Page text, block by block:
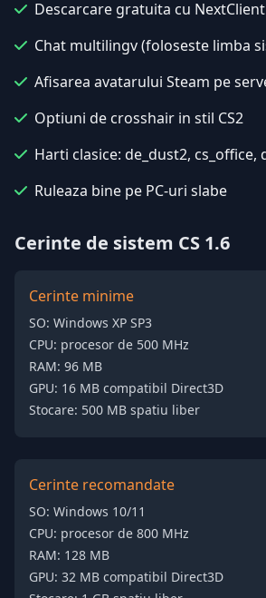
Descarcare gratuita cu NextClient
Chat multilingv (foloseste limba
Afisarea avatarului Steam pe
Optiuni de crosshair in stil CS2
Harti clasice: de_dust2, cs_office,
Ruleaza bine pe PC-uri slabe
Cerinte de sistem CS 1.6
Cerinte minime
SO: Windows XP SP3
CPU: procesor de 500 MHz
RAM: 96 MB
GPU: 16 MB compatibil Direct3D
Stocare: 500 MB spatiu liber
Cerinte recomandate
SO: Windows 10/11
CPU: procesor de 800 MHz
RAM: 128 MB
GPU: 32 MB compatibil Direct3D